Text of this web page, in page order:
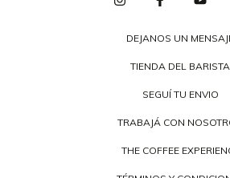
DEJANOS UN
TIENDA DEL BARISTA
SEGUÍ TU ENVIO
TRABAJÁ CON
THE COFFEE